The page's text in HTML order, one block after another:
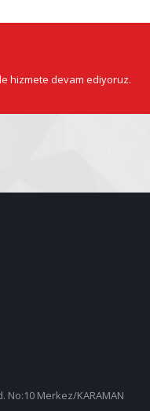
hizmete devam ediyoruz.
No:10 Merkez/KARAMAN